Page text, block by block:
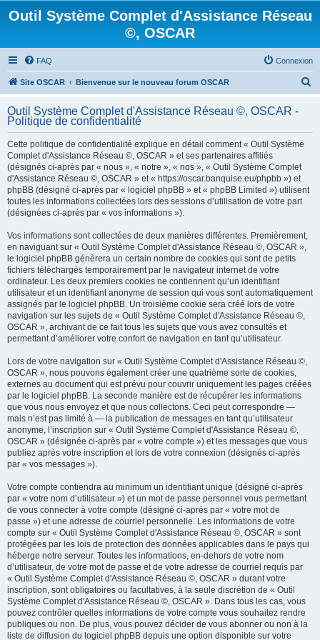
Outil Système Complet d'Assistance Réseau
©, OSCAR
FAQ Connexion
Site OSCAR Bienvenue sur le nouveau forum OSCAR
h
Outil Système Complet d'Assistance Réseau ©, OSCAR -
Politique de confidentialité
Cette politique de confidentialité explique en détail comment « Outil Système
Complet d'Assistance Réseau ©, OSCAR » et ses partenaires affiliés
(désignés ci-après par « nous », « notre », « nos », « Outil Système Complet
d'Assistance Réseau ©, OSCAR » et « https://oscar.banquise.eu/phpbb ») et
phpBB (désigné ci-après par « logiciel phpBB » et « phpBB Limited ») utilisent
toutes les informations collectées lors des sessions d’utilisation de votre part
(désignées ci-après par « vos informations »).
Vos informations sont collectées de deux manières différentes. Premièrement,
en naviguant sur « Outil Système Complet d'Assistance Réseau ©, OSCAR »,
le logiciel phpBB génèrera un certain nombre de cookies qui sont de petits
fichiers téléchargés temporairement par le navigateur internet de votre
ordinateur. Les deux premiers cookies ne contiennent qu’un identifiant
utilisateur et un identifiant anonyme de session qui vous sont automatiquement
assignés par le logiciel phpBB. Un troisième cookie sera créé lors de votre
navigation sur les sujets de « Outil Système Complet d'Assistance Réseau ©,
OSCAR », archivant de ce fait tous les sujets que vous avez consultés et
permettant d’améliorer votre confort de navigation en tant qu’utilisateur.
Lors de votre navigation sur « Outil Système Complet d'Assistance Réseau ©,
OSCAR », nous pouvons également créer une quatrième sorte de cookies,
externes au document qui est prévu pour couvrir uniquement les pages créées
par le logiciel phpBB. La seconde manière est de récupérer les informations
que vous nous envoyez et que nous collectons. Ceci peut correspondre —
mais n’est pas limité à — la publication de messages en tant qu’utilisateur
anonyme, l’inscription sur « Outil Système Complet d'Assistance Réseau ©,
OSCAR » (désignée ci-après par « votre compte ») et les messages que vous
publiez après votre inscription et lors de votre connexion (désignés ci-après
par « vos messages »).
Votre compte contiendra au minimum un identifiant unique (désigné ci-après
par « votre nom d’utilisateur ») et un mot de passe personnel vous permettant
de vous connecter à votre compte (désigné ci-après par « votre mot de
passe ») et une adresse de courriel personnelle. Les informations de votre
compte sur « Outil Système Complet d'Assistance Réseau ©, OSCAR » sont
protégées par les lois de protection des données applicables dans le pays qui
héberge notre serveur. Toutes les informations, en-dehors de votre nom
d’utilisateur, de votre mot de passe et de votre adresse de courriel requis par
« Outil Système Complet d'Assistance Réseau ©, OSCAR » durant votre
inscription, sont obligatoires ou facultatives, à la seule discrétion de « Outil
Système Complet d'Assistance Réseau ©, OSCAR ». Dans tous les cas, vous
pouvez contrôler quelles informations de votre compte vous souhaitez rendre
publiques ou non. De plus, vous pouvez décider de vous abonner ou non à la
liste de diffusion du logiciel phpBB depuis une option disponible sur votre